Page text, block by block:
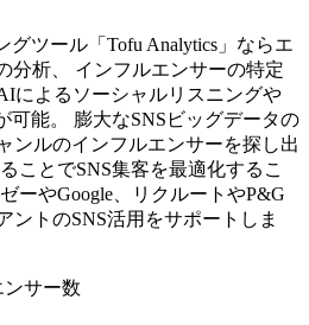
グツール「Tofu Analytics」ならエ
分析、 インフルエンサーの特定
によるソーシャルリスニングや
可能。 膨大なSNSビッグデータの
ンルのインフルエンサーを探し出
ことでSNS集客を最適化するこ
ーやGoogle、リクルートやP&G
ントのSNS活用をサポートしま
サー数